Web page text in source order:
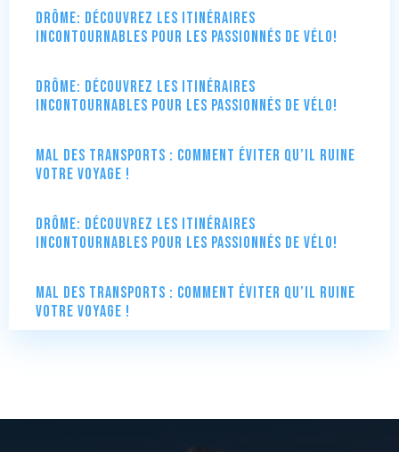
Drôme: Découvrez les itinéraires
incontournables pour les passionnés de vélo!
Drôme: Découvrez les itinéraires
incontournables pour les passionnés de vélo!
Mal des transports : comment éviter qu’il ruine
votre voyage !
Drôme: Découvrez les itinéraires
incontournables pour les passionnés de vélo!
Mal des transports : comment éviter qu’il ruine
votre voyage !